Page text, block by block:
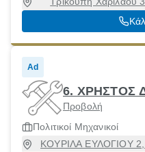
[Δήμος],
Ad
6. ΧΡΗΣΤΟΣ
Προβολή
Πολιτικοί Μηχανικοί
ΚΟΥΡΙΛΑ ΕΥΛΟΓΙΟΥ 2,